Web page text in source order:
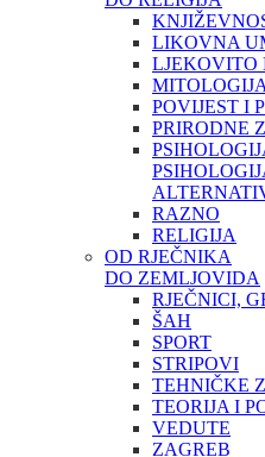
LIKOVNA
LJEKOVITO
MITOLOGIJA
POVIJEST I
PRIRODNE
RAZNO
RELIGIJA
OD RJEČNIKA
DO ZEMLJOVIDA
RJEČNICI,
ŠAH
SPORT
STRIPOVI
TEHNIČKE
TEORIJA I
VEDUTE
ZAGREB